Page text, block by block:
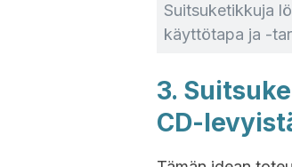
Suitsuketikkuja
käyttötapa ja -
3.
CD-